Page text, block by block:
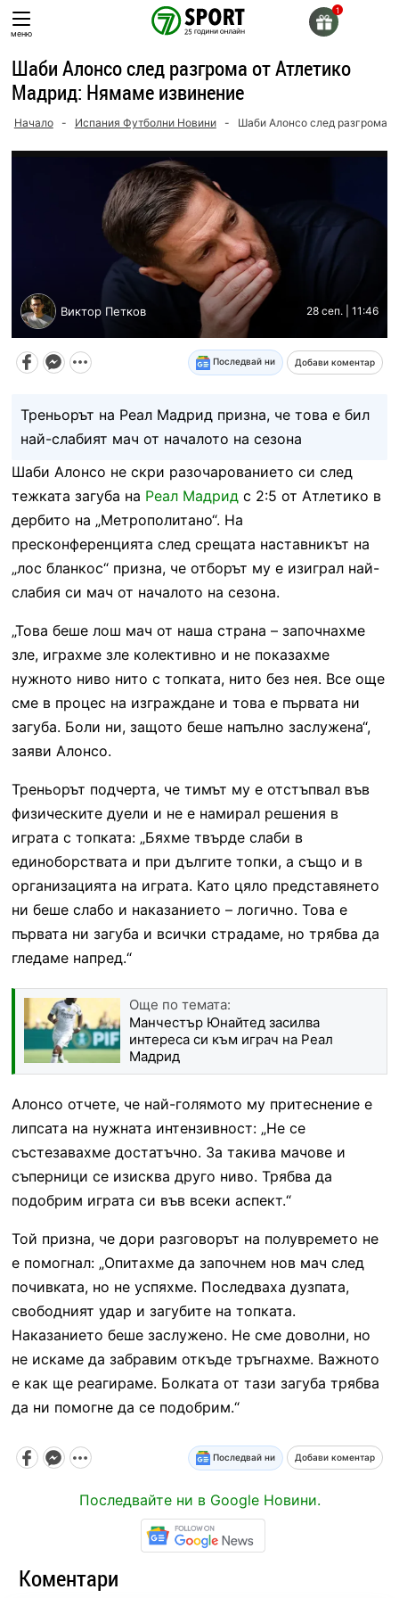
Skip
toменю
Шаби Алонсо след разгрома от Атлетико
Мадрид: Нямаме извинение
Начало - Испания Футболни Новини - Шаби Алонсо след разгрома
Виктор Петков 28 сеп. | 11:46
Последвай ни Добави коментар
Треньорът на Реал Мадрид призна, че това е бил
най-слабият мач от началото на сезона
Шаби Алонсо не скри разочарованието си след
тежката загуба на Реал Мадридс 2:5 от Атлетико в
дербито на „Метрополитано“. На
пресконференцията след срещата наставникът на
„лос бланкос“ призна, че отборът му е изиграл най-
слабия си мач от началото на сезона.
„Това беше лош мач от наша страна – започнахме
зле, играхме зле колективно и не показахме
нужното ниво нито с топката, нито без нея. Все още
сме в процес на изграждане и това е първата ни
загуба. Боли ни, защото беше напълно заслужена“,
заяви Алонсо.
Треньорът подчерта, че тимът му е отстъпвал във
физическите дуели и не е намирал решения в
играта с топката: „Бяхме твърде слаби в
единоборствата и при дългите топки, а също и в
организацията на играта. Като цяло представянето
ни беше слабо и наказанието – логично. Това е
първата ни загуба и всички страдаме, но трябва да
гледаме напред.“
Още по темата:
Манчестър Юнайтед засилва
интереса си към играч на Реал
Мадрид
Алонсо отчете, че най-голямото му притеснение е
липсата на нужната интензивност: „Не се
състезавахме достатъчно. За такива мачове и
съперници се изисква друго ниво. Трябва да
подобрим играта си във всеки аспект.“
Той призна, че дори разговорът на полувремето не
е помогнал: „Опитахме да започнем нов мач след
почивката, но не успяхме. Последваха дузпата,
свободният удар и загубите на топката.
Наказанието беше заслужено. Не сме доволни, но
не искаме да забравим откъде тръгнахме. Важното
е как ще реагираме. Болката от тази загуба трябва
да ни помогне да се подобрим.“
Последвай ни Добави коментар
Последвайте ни в Google Новини.
Коментари